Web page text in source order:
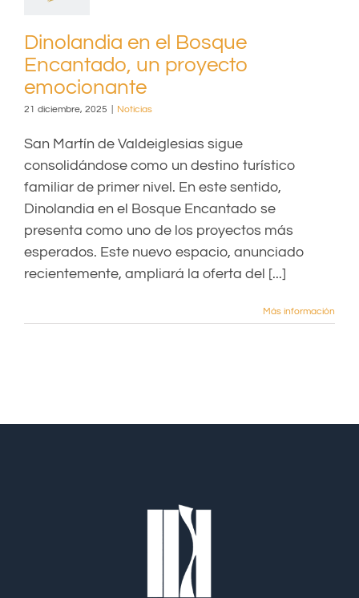
Dinolandia en el Bosque
Encantado, un proyecto
emocionante
21 diciembre, 2025 Noticias
San Martín de Valdeiglesias sigue
consolidándose como un destino turístico
familiar de primer nivel. En este sentido,
Dinolandia en el Bosque Encantado se
presenta como uno de los proyectos más
esperados. Este nuevo espacio, anunciado
recientemente, ampliará la oferta del [...]
Más información